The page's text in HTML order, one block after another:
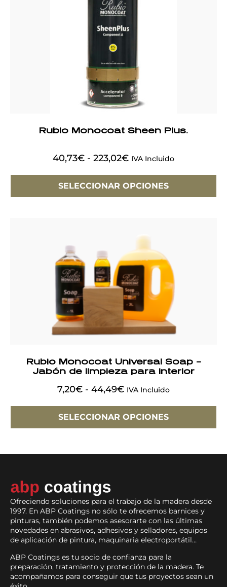
Rubio Monocoat Sheen Plus.
40,73€ - 223,02€ IVA Incluido
SELECCIONAR OPCIONES
Rubio Monocoat Universal Soap –
Jabón de limpieza para interior
7,20€ - 44,49€ IVA Incluido
SELECCIONAR OPCIONES
Ofreciendo soluciones para el trabajo de la madera desde
1997. En ABP Coatings no sólo te ofrecemos barnices y
pinturas, también podemos asesorarte con las últimas
novedades en abrasivos, adhesivos y selladores, equipos
de aplicación de pintura, maquinaria electroportátil…
ABP Coatings es tu socio de confianza para la
preparación, tratamiento y protección de la madera. Te
acompañamos para conseguir que tus proyectos sean un